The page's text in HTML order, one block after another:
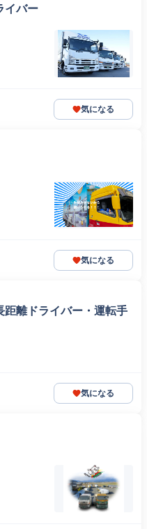
イバー
気になる
気になる
距離ドライバー・運転手
気になる